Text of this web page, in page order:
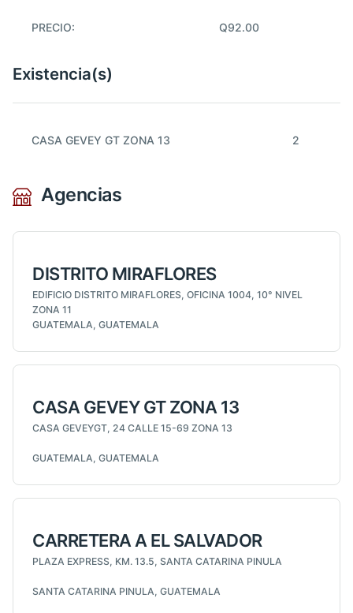
PRECIO: Q92.00
Existencia(s)
CASA GEVEY GT ZONA 13 2
Agencias
DISTRITO MIRAFLORES
EDIFICIO DISTRITO MIRAFLORES, OFICINA 1004, 10° NIVEL
ZONA 11
GUATEMALA, GUATEMALA
CASA GEVEY GT ZONA 13
CASA GEVEYGT, 24 CALLE 15-69 ZONA 13
GUATEMALA, GUATEMALA
CARRETERA A EL SALVADOR
PLAZA EXPRESS, KM. 13.5, SANTA CATARINA PINULA
SANTA CATARINA PINULA, GUATEMALA